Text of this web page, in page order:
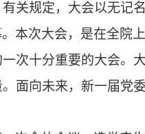
关规定，大会以无
本次大会，是在全院
次十分重要的大会。
面向未来，新一届党